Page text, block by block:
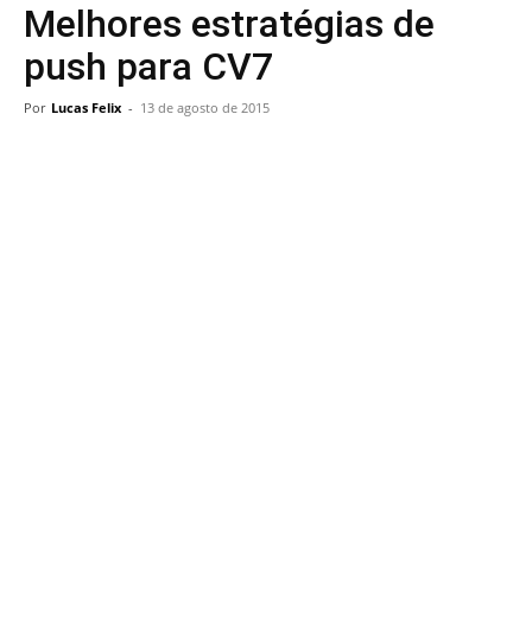
Melhores estratégias de
push para CV7
Por Lucas Felix - 13 de agosto de 2015